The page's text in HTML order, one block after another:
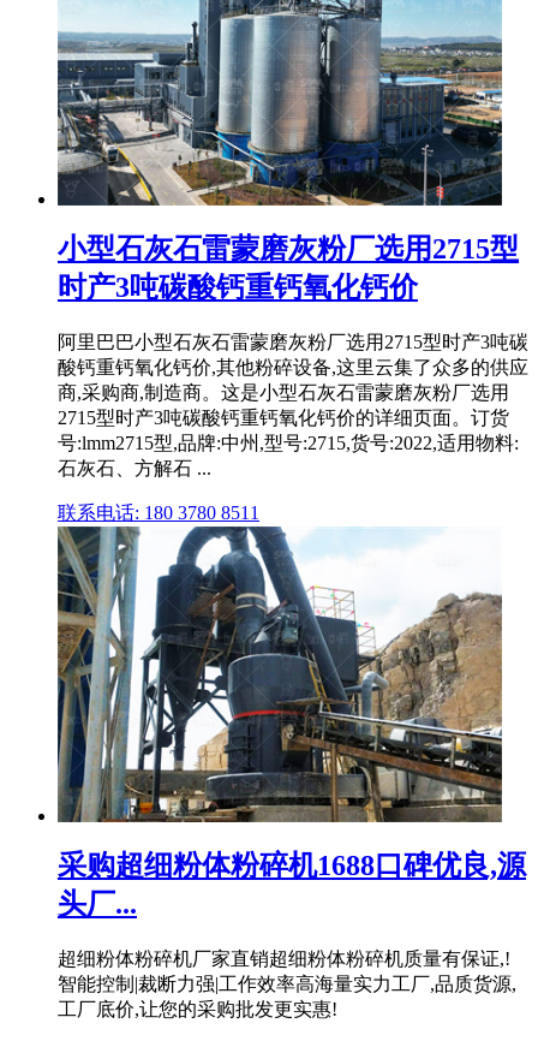
小型石灰石雷蒙磨灰粉厂选用2715型
时产3吨碳酸钙重钙氧化钙价
阿里巴巴小型石灰石雷蒙磨灰粉厂选用2715型时产3吨碳
酸钙重钙氧化钙价,其他粉碎设备,这里云集了众多的供应
商,采购商,制造商。这是小型石灰石雷蒙磨灰粉厂选用
2715型时产3吨碳酸钙重钙氧化钙价的详细页面。订货
号:lmm2715型,品牌:中州,型号:2715,货号:2022,适用物料:
石灰石、方解石 ...
联系电话: 180 3780 8511
采购超细粉体粉碎机1688口碑优良,源
头厂...
超细粉体粉碎机厂家直销超细粉体粉碎机质量有保证,!
智能控制|裁断力强|工作效率高海量实力工厂,品质货源,
工厂底价,让您的采购批发更实惠!